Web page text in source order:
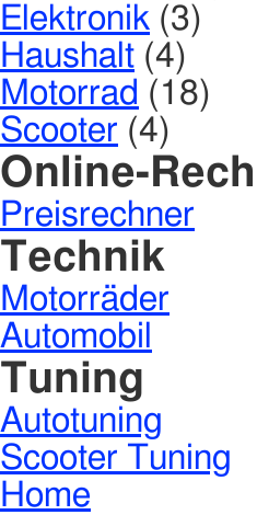
Elektronik (3)
Haushalt (4)
Motorrad (18)
Scooter (4)
Online-
Preisrechner
Technik
Motorräder
Automobil
Tuning
Autotuning
Scooter Tuning
Home